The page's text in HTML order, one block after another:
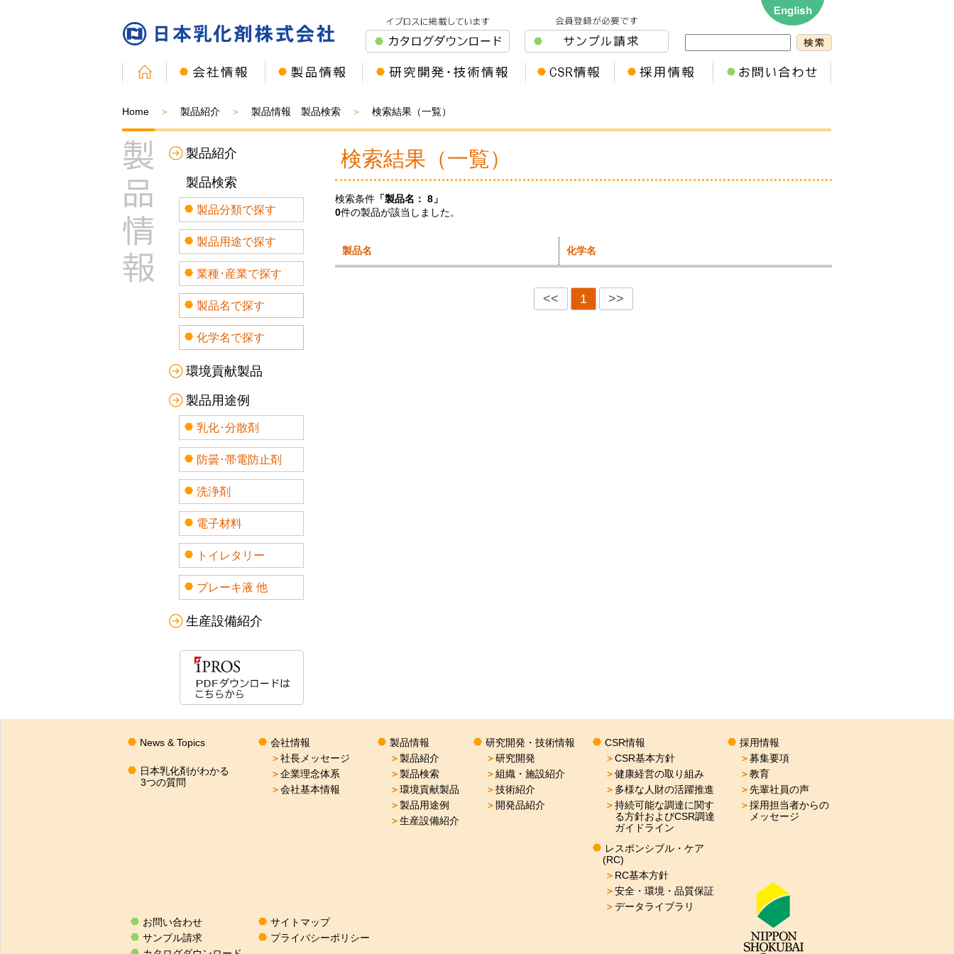
Home 製品紹介 製品情報 製品検索 検索結果（一覧）
製品紹介
製品検索
製品分類で探す
製品用途で探す
業種･産業で探す
製品名で探す
化学名で探す
環境貢献製品
製品用途例
乳化･分散剤
防曇･帯電防止剤
洗浄剤
電子材料
トイレタリー
ブレーキ液 他
生産設備紹介
検索結果（一覧）
検索条件 「製品名： 8 」
0件の製品が該当しました。
製品名 化学名
<< 1 >>
News & Topics
日本乳化剤がわかる
3つの質問
会社情報
＞社長メッセージ
＞企業理念体系
＞会社基本情報
製品情報
＞製品紹介
＞製品検索
＞環境貢献製品
＞製品用途例
＞生産設備紹介
研究開発・技術情報
＞研究開発
＞組織・施設紹介
＞技術紹介
＞ 開発品紹介
CSR情報
＞CSR基本方針
＞健康経営の取り組み
＞ 多様な人財の活躍推進
＞持続可能な調達に関す
る方針およびCSR調達
ガイドライン
レスポンシブル・ケア
(RC)
＞ RC基本方針
＞安全・環境・品質保証
＞データライブラリ
採用情報
＞募集要項
＞教育
＞先輩社員の声
＞採用担当者からの
メッセージ
お問い合わせ
サンプル請求
サイトマップ
プライバシーポリシー